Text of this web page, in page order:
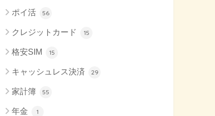
ポイ活 56
クレジットカード 15
格安SIM 15
キャッシュレス決済 29
家計簿 55
年金 1